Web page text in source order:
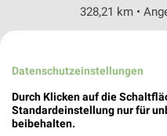
328,21 km •
Tchibo Filiale
Max-Reger-
92637 Weiden
Heute
Datenschutzeinstellungen
Durch Klicken auf die
Standardeinstellung nur für
beibehalten.